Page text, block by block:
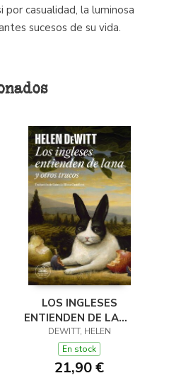
por casualidad, la luminosa
sucesos de su vida.
LOS INGLESES
ENTIENDEN DE LANA
(Y OTROS TRUCOS)
DEWITT, HELEN
En stock
21,90 €